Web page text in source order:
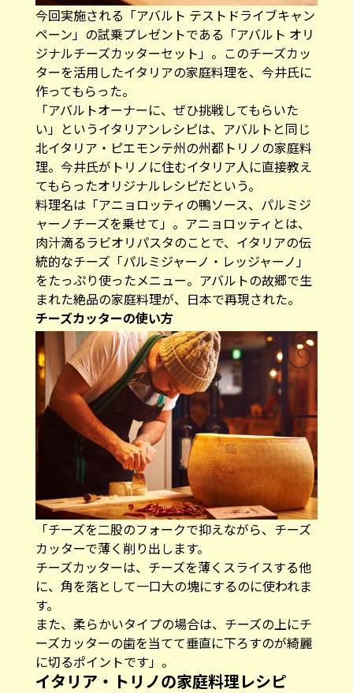
今回実施される「アバルト テストドライブキャン
ペーン」の試乗プレゼントである「アバルト オリ
ジナルチーズカッターセット」。このチーズカッ
ターを活用したイタリアの家庭料理を、今井氏に
作ってもらった。
「アバルトオーナーに、ぜひ挑戦してもらいた
い」というイタリアンレシピは、アバルトと同じ
北イタリア・ピエモンテ州の州都トリノの家庭料
理。今井氏がトリノに住むイタリア人に直接教え
てもらったオリジナルレシピだという。
料理名は「アニョロッティの鴨ソース、パルミジ
ャーノチーズを乗せて」。アニョロッティとは、
肉汁滴るラビオリパスタのことで、イタリアの伝
統的なチーズ「パルミジャーノ・レッジャーノ」
をたっぷり使ったメニュー。アバルトの故郷で生
まれた絶品の家庭料理が、日本で再現された。
チーズカッターの使い方
「チーズを二股のフォークで抑えながら、チーズ
カッターで薄く削り出します。
チーズカッターは、チーズを薄くスライスする他
に、角を落として一口大の塊にするのに使われま
す。
また、柔らかいタイプの場合は、チーズの上にチ
ーズカッターの歯を当てて垂直に下ろすのが綺麗
に切るポイントです」。
イタリア・トリノの家庭料理レシピ